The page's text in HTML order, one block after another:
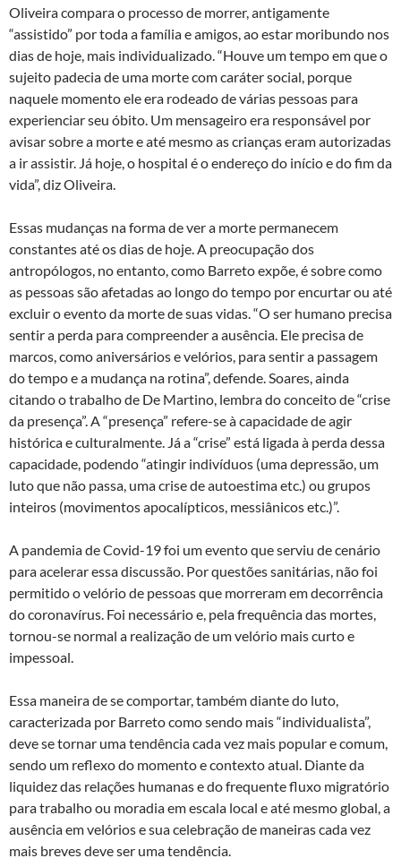
Oliveira compara o processo de morrer, antigamente
“assistido” por toda a família e amigos, ao estar moribundo nos
dias de hoje, mais individualizado. “Houve um tempo em que o
sujeito padecia de uma morte com caráter social, porque
naquele momento ele era rodeado de várias pessoas para
experienciar seu óbito. Um mensageiro era responsável por
avisar sobre a morte e até mesmo as crianças eram autorizadas
a ir assistir. Já hoje, o hospital é o endereço do início e do fim da
vida”, diz Oliveira.
Essas mudanças na forma de ver a morte permanecem
constantes até os dias de hoje. A preocupação dos
antropólogos, no entanto, como Barreto expõe, é sobre como
as pessoas são afetadas ao longo do tempo por encurtar ou até
excluir o evento da morte de suas vidas. “O ser humano precisa
sentir a perda para compreender a ausência. Ele precisa de
marcos, como aniversários e velórios, para sentir a passagem
do tempo e a mudança na rotina”, defende. Soares, ainda
citando o trabalho de De Martino, lembra do conceito de “crise
da presença”. A “presença” refere-se à capacidade de agir
histórica e culturalmente. Já a “crise” está ligada à perda dessa
capacidade, podendo “atingir indivíduos (uma depressão, um
luto que não passa, uma crise de autoestima etc.) ou grupos
inteiros (movimentos apocalípticos, messiânicos etc.)”.
A pandemia de Covid-19 foi um evento que serviu de cenário
para acelerar essa discussão. Por questões sanitárias, não foi
permitido o velório de pessoas que morreram em decorrência
do coronavírus. Foi necessário e, pela frequência das mortes,
tornou-se normal a realização de um velório mais curto e
impessoal.
Essa maneira de se comportar, também diante do luto,
caracterizada por Barreto como sendo mais “individualista”,
deve se tornar uma tendência cada vez mais popular e comum,
sendo um reflexo do momento e contexto atual. Diante da
liquidez das relações humanas e do frequente fluxo migratório
para trabalho ou moradia em escala local e até mesmo global, a
ausência em velórios e sua celebração de maneiras cada vez
mais breves deve ser uma tendência.